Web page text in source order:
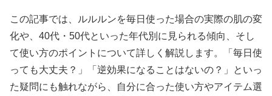
この記事では、ルルルンを毎日使った場合の実際の肌の変
化や、40代・50代といった年代別に見られる傾向、そし
て使い方のポイントについて詳しく解説します。「毎日使
っても大丈夫？」「逆効果になることはないの？」といっ
た疑問にも触れながら、自分に合った使い方やアイテム選